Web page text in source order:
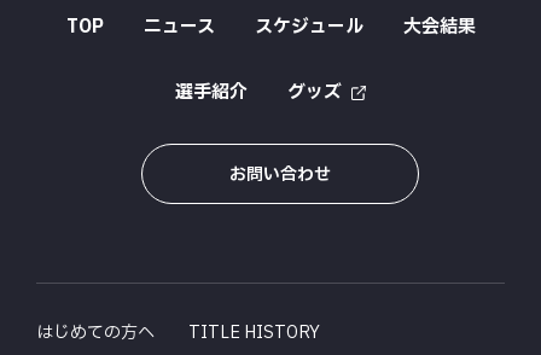
TOP ニュース スケジュール 大会結果
選手紹介 グッズ
お問い合わせ
はじめての方へ TITLE HISTORY